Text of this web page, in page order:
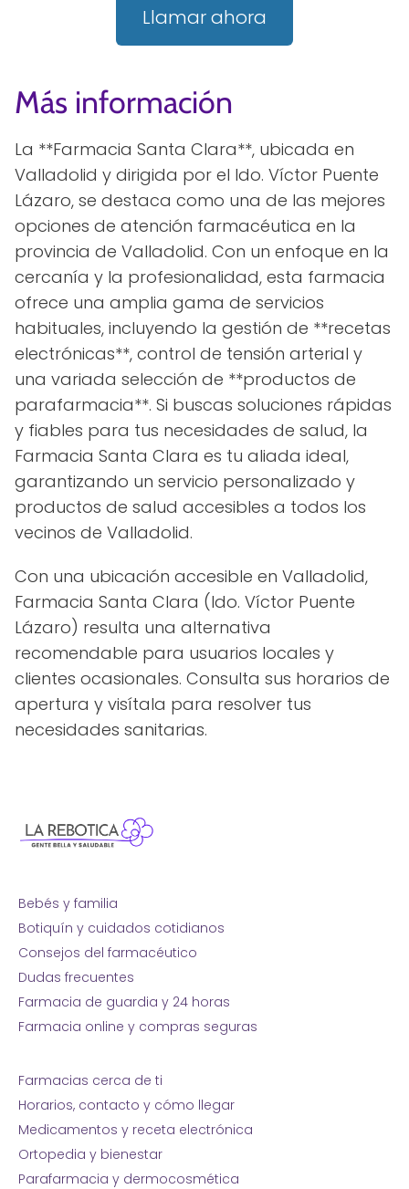
Llamar ahora
Más información
La **Farmacia Santa Clara**, ubicada en
Valladolid y dirigida por el ldo. Víctor Puente
Lázaro, se destaca como una de las mejores
opciones de atención farmacéutica en la
provincia de Valladolid. Con un enfoque en la
cercanía y la profesionalidad, esta farmacia
ofrece una amplia gama de servicios
habituales, incluyendo la gestión de **recetas
electrónicas**, control de tensión arterial y
una variada selección de **productos de
parafarmacia**. Si buscas soluciones rápidas
y fiables para tus necesidades de salud, la
Farmacia Santa Clara es tu aliada ideal,
garantizando un servicio personalizado y
productos de salud accesibles a todos los
vecinos de Valladolid.
Con una ubicación accesible en Valladolid,
Farmacia Santa Clara (ldo. Víctor Puente
Lázaro) resulta una alternativa
recomendable para usuarios locales y
clientes ocasionales. Consulta sus horarios de
apertura y visítala para resolver tus
necesidades sanitarias.
Bebés y familia
Botiquín y cuidados cotidianos
Consejos del farmacéutico
Dudas frecuentes
Farmacia de guardia y 24 horas
Farmacia online y compras seguras
Farmacias cerca de ti
Horarios, contacto y cómo llegar
Medicamentos y receta electrónica
Ortopedia y bienestar
Parafarmacia y dermocosmética